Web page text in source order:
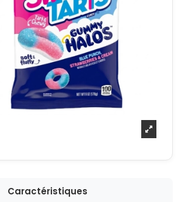
Caractéristiques